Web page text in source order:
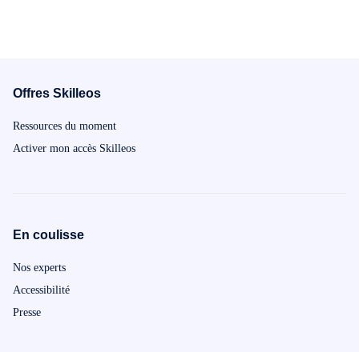
Offres Skilleos
Ressources du moment
Activer mon accès Skilleos
En coulisse
Nos experts
Accessibilité
Presse